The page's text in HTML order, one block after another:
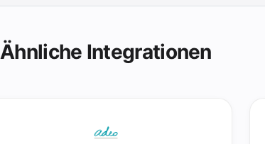
Ähnliche Integrationen